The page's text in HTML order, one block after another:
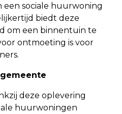
een sociale huurwoning
biedt deze
om een binnentuin te
ontmoeting is voor
deze oplevering
huurwoningen